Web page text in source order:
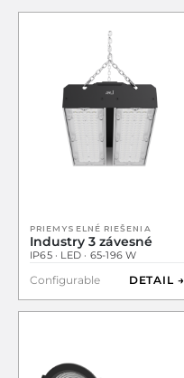
PRIEMYSELNÉ RIEŠENIA
Industry 3 závesné
IP65 · LED · 65-196 W
Configurable DETAIL →